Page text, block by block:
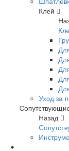
Клей
Уход за
Назад